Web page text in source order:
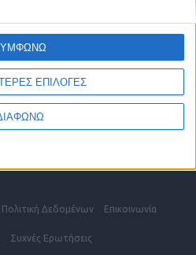
ΕΠΙΛΟΓΕΣ
Πολιτική Δεδομένων Επικοινωνία
Συχνές Eρωτήσεις